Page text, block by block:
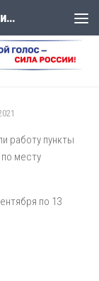
Территориальная избирательная комиссия Лабинская
ГОДА/
работу пункты
месту
по 13